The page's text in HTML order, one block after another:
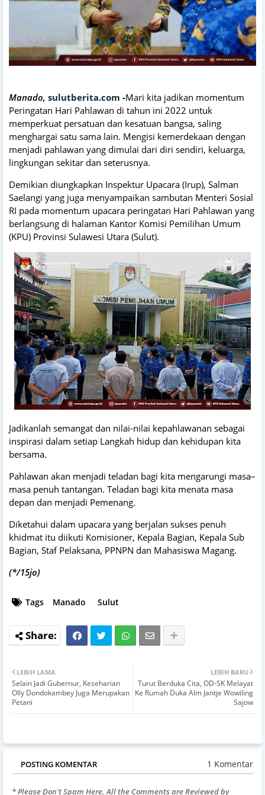
Manado, sulutberita.com -Mari kita jadikan momentum
Peringatan Hari Pahlawan di tahun ini 2022 untuk
memperkuat persatuan dan kesatuan bangsa, saling
menghargai satu sama lain. Mengisi kemerdekaan dengan
menjadi pahlawan yang dimulai dari diri sendiri, keluarga,
lingkungan sekitar dan seterusnya.
Demikian diungkapkan Inspektur Upacara (Irup), Salman
Saelangi yang juga menyampaikan sambutan Menteri Sosial
RI pada momentum upacara peringatan Hari Pahlawan yang
berlangsung di halaman Kantor Komisi Pemilihan Umum
(KPU) Provinsi Sulawesi Utara (Sulut).
Jadikanlah semangat dan nilai-nilai kepahlawanan sebagai
inspirasi dalam setiap Langkah hidup dan kehidupan kita
bersama.
Pahlawan akan menjadi teladan bagi kita mengarungi masa–
masa penuh tantangan. Teladan bagi kita menata masa
depan dan menjadi Pemenang.
Diketahui dalam upacara yang berjalan sukses penuh
khidmat itu diikuti Komisioner, Kepala Bagian, Kepala Sub
Bagian, Staf Pelaksana, PPNPN dan Mahasiswa Magang.
(*/15jo)
Tags Manado Sulut
LEBIH BARU
Turut Berduka Cita, OD-SK Melayat
Ke Rumah Duka Alm Jantje Wowiling
Sajow
LEBIH LAMA
Selain Jadi Gubernur, Keseharian
Olly Dondokambey Juga Merupakan
Petani
POSTING KOMENTAR 1 Komentar
* Please Don't Spam Here. All the Comments are Reviewed by